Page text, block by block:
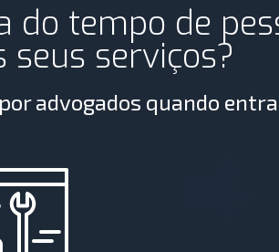
do tempo de
seus serviços?
advogados quando